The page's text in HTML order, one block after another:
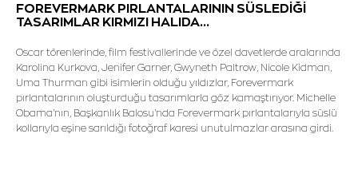
FOREVERMARK PIRLANTALARININ SÜSLEDİĞİ
TASARIMLAR KIRMIZI HALIDA...
Oscar törenlerinde, film festivallerinde ve özel davetlerde aralarında
Karolina Kurkova, Jenifer Garner, Gwyneth Paltrow, Nicole Kidman,
Uma Thurman gibi isimlerin olduğu yıldızlar, Forevermark
pırlantalarının oluşturduğu tasarımlarla göz kamaştırıyor. Michelle
Obama'nın, Başkanlık Balosu'nda Forevermark pırlantalarıyla süslü
kollarıyla eşine sarıldığı fotoğraf karesi unutulmazlar arasına girdi.